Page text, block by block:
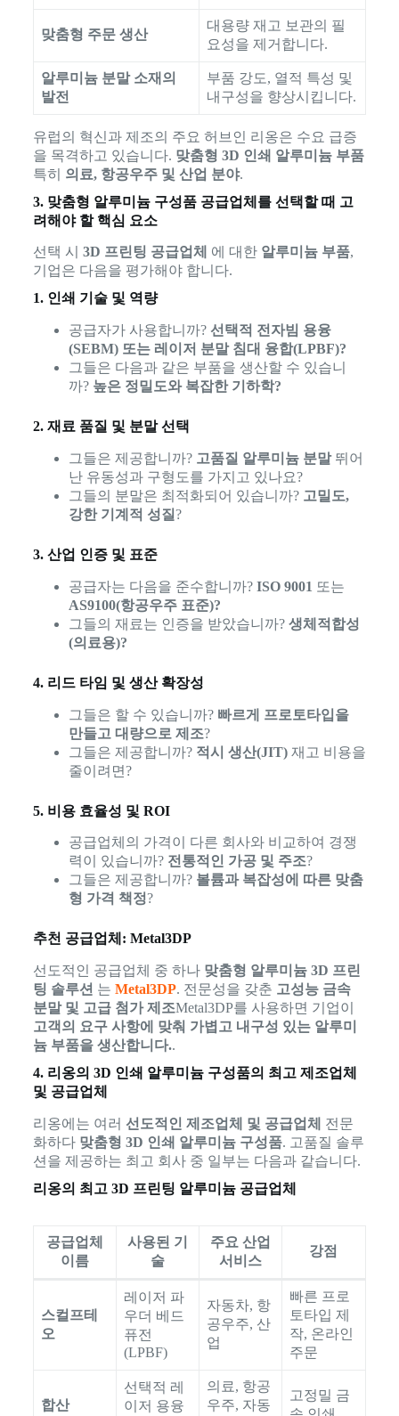
맞춤형 주문 생산
대용량 재고 보관의 필
요성을 제거합니다.
알루미늄 분말 소재의
발전
부품 강도, 열적 특성 및
내구성을 향상시킵니다.
유럽의 혁신과 제조의 주요 허브인 리옹은 수요 급증
을 목격하고 있습니다. 맞춤형 3D 인쇄 알루미늄 부품
특히 의료, 항공우주 및 산업 분야.
3. 맞춤형 알루미늄 구성품 공급업체를 선택할 때 고
려해야 할 핵심 요소
선택 시 3D 프린팅 공급업체 에 대한 알루미늄 부품,
기업은 다음을 평가해야 합니다.
1. 인쇄 기술 및 역량
공급자가 사용합니까? 선택적 전자빔 용융
(SEBM) 또는 레이저 분말 침대 융합(LPBF)?
그들은 다음과 같은 부품을 생산할 수 있습니
까? 높은 정밀도와 복잡한 기하학?
2. 재료 품질 및 분말 선택
그들은 제공합니까? 고품질 알루미늄 분말뛰어
난 유동성과 구형도를 가지고 있나요?
그들의 분말은 최적화되어 있습니까? 고밀도,
강한 기계적 성질?
3. 산업 인증 및 표준
공급자는 다음을 준수합니까? ISO 9001 또는
AS9100(항공우주 표준)?
그들의 재료는 인증을 받았습니까? 생체적합성
(의료용)?
4. 리드 타임 및 생산 확장성
그들은 할 수 있습니까? 빠르게 프로토타입을
만들고 대량으로 제조?
그들은 제공합니까? 적시 생산(JIT)재고 비용을
줄이려면?
5. 비용 효율성 및 ROI
공급업체의 가격이 다른 회사와 비교하여 경쟁
력이 있습니까? 전통적인 가공 및 주조?
그들은 제공합니까? 볼륨과 복잡성에 따른 맞춤
형 가격 책정?
추천 공급업체: Metal3DP
선도적인 공급업체 중 하나 맞춤형 알루미늄 3D 프린
팅 솔루션 는 Metal3DP. 전문성을 갖춘 고성능 금속
분말 및 고급 첨가 제조Metal3DP를 사용하면 기업이
고객의 요구 사항에 맞춰 가볍고 내구성 있는 알루미
늄 부품을 생산합니다..
4. 리옹의 3D 인쇄 알루미늄 구성품의 최고 제조업체
및 공급업체
리옹에는 여러 선도적인 제조업체 및 공급업체
전문
화하다 맞춤형 3D 인쇄 알루미늄 구성품. 고품질 솔루
션을 제공하는 최고 회사 중 일부는 다음과 같습니다.
리옹의 최고 3D 프린팅 알루미늄 공급업체
공급업체
이름
사용된 기
술
주요 산업
서비스
강점
스컬프테
오
레이저 파
우더 베드
퓨전
(LPBF)
자동차, 항
공우주, 산
업
빠른 프로
토타입 제
작, 온라인
주문
합산
선택적 레
이저 용융
의료, 항공
우주, 자동
고정밀 금